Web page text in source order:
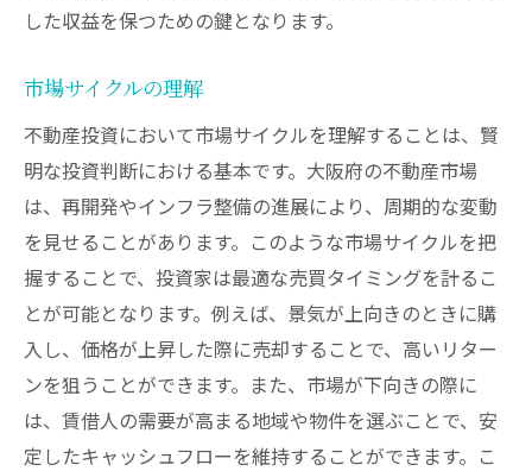
した収益を保つための鍵となります。
市場サイクルの理解
不動産投資において市場サイクルを理解することは、賢
明な投資判断における基本です。大阪府の不動産市場
は、再開発やインフラ整備の進展により、周期的な変動
を見せることがあります。このような市場サイクルを把
握することで、投資家は最適な売買タイミングを計るこ
とが可能となります。例えば、景気が上向きのときに購
入し、価格が上昇した際に売却することで、高いリター
ンを狙うことができます。また、市場が下向きの際に
は、賃借人の需要が高まる地域や物件を選ぶことで、安
定したキャッシュフローを維持することができます。こ